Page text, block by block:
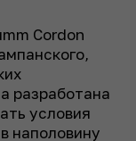
Cordon
разработана
условия
наполовину